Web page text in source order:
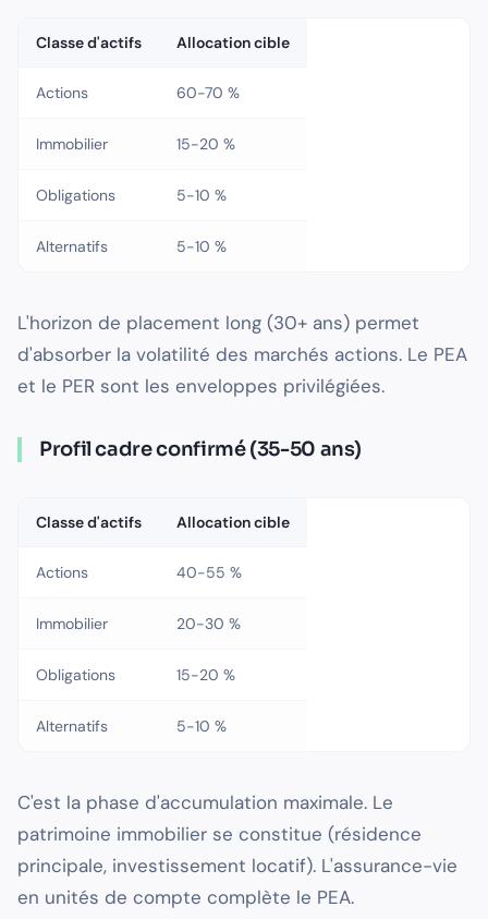
Classe d'actifs Allocation cible
Actions 60-70 %
Immobilier 15-20 %
Obligations 5-10 %
Alternatifs 5-10 %
L'horizon de placement long (30+ ans) permet
d'absorber la volatilité des marchés actions. Le PEA
et le PER sont les enveloppes privilégiées.
Profil cadre confirmé (35-50 ans)
Classe d'actifs Allocation cible
Actions 40-55 %
Immobilier 20-30 %
Obligations 15-20 %
Alternatifs 5-10 %
C'est la phase d'accumulation maximale. Le
patrimoine immobilier se constitue (résidence
principale, investissement locatif). L'assurance-vie
en unités de compte complète le PEA.